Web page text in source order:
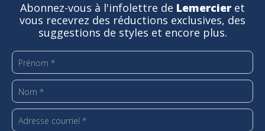
Abonnez-vous à l'infolettre de Lemercier et
vous recevrez des réductions exclusives, des
suggestions de styles et encore plus.